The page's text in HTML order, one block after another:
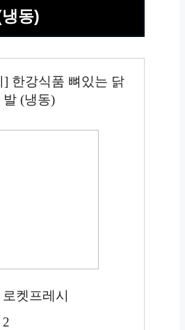
동)
] 한강식품 뼈있는 닭
발 (냉동)
켓프레시